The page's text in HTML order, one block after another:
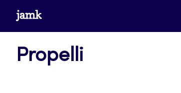
Siirrywww.jamk.fi
Propelli